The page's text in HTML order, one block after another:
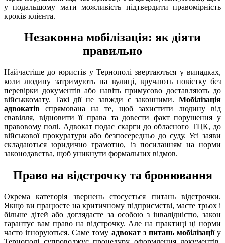
у подальшому мати можливість підтвердити правомірність
кроків клієнта.
Незаконна мобілізація: як діяти
правильно
Найчастіше до юристів у Тернополі звертаються у випадках,
коли людину затримують на вулиці, вручають повістку без
перевірки документів або навіть примусово доставляють до
військкомату. Такі дії не завжди є законними. Мобілізація
адвокатів спрямована на те, щоб захистити людину від
свавілля, відновити її права та довести факт порушення у
правовому полі. Адвокат подає скарги до обласного ТЦК, до
військової прокуратури або безпосередньо до суду. Усі заяви
складаються юридично грамотно, із посиланням на норми
законодавства, щоб уникнути формальних відмов.
Право на відстрочку та бронювання
Окрема категорія звернень стосується питань відстрочки.
Якщо ви працюєте на критичному підприємстві, маєте трьох і
більше дітей або доглядаєте за особою з інвалідністю, закон
гарантує вам право на відстрочку. Але на практиці ці норми
часто ігноруються. Саме тому адвокат з питань мобілізаціїу